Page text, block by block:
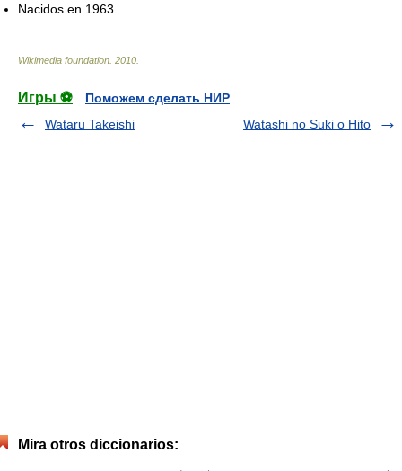
Nacidos en 1963
Wikimedia foundation 2010
Игры ⚽
Поможем сделать НИР
Wataru Takeishi
Watashi no Suki o Hito
Mira otros diccionarios: